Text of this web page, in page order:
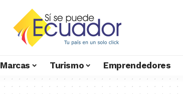
Turismo Emprendedores